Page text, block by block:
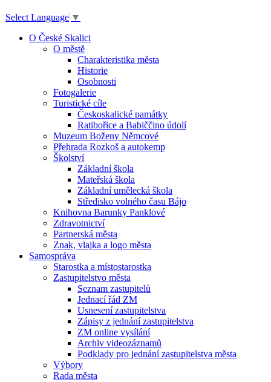
Select Language ▼
O České Skalici
O městě
Charakteristika města
Historie
Osobnosti
Fotogalerie
Turistické cíle
Českoskalické památky
Ratibořice a Babiččino údolí
Muzeum Boženy Němcové
Přehrada Rozkoš a autokemp
Školství
Základní škola
Mateřská škola
Základní umělecká škola
Středisko volného času Bájo
Knihovna Barunky Panklové
Zdravotnictví
Partnerská města
Znak, vlajka a logo města
Samospráva
Starostka a místostarostka
Zastupitelstvo města
Seznam zastupitelů
Jednací řád ZM
Usnesení zastupitelstva
Zápisy z jednání zastupitelstva
ZM online vysílání
Archiv videozáznamů
Podklady pro jednání zastupitelstva města
Výbory
Rada města